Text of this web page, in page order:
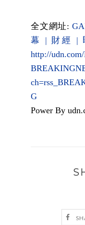
全文網址:
幕 | 財經 |
http://
G
Power By